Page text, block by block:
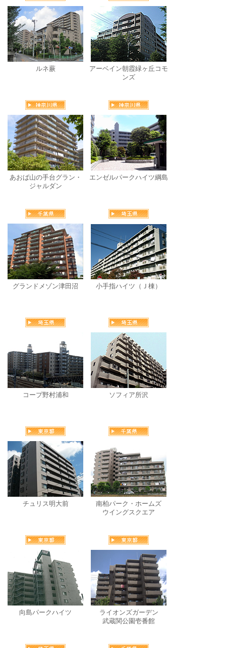
ルネ蕨
アーベイン朝霞緑ヶ丘コモ
ンズ
あおば山の手台グラン・
ジャルダン
エンゼルパークハイツ綱島
グランドメゾン津田沼 小手指ハイツ（Ｊ棟）
コープ野村浦和 ソフィア所沢
チュリス明大前
南柏パーク・ホームズ
ウイングスクエア
向島パークハイツ
ライオンズガーデン
武蔵関公園壱番館